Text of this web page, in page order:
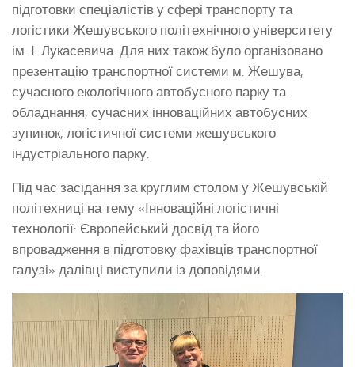
підготовки спеціалістів у сфері транспорту та
логістики Жешувського політехнічного університету
ім. І. Лукасевича. Для них також було організовано
презентацію транспортної системи м. Жешува,
сучасного екологічного автобусного парку та
обладнання, сучасних інноваційних автобусних
зупинок, логістичної системи жешувського
індустріального парку.
Під час засідання за круглим столом у Жешувській
політехниці на тему «Інноваційні логістичні
технології: Європейський досвід та його
впровадження в підготовку фахівців транспортної
галузі» далівці виступили із доповідями.